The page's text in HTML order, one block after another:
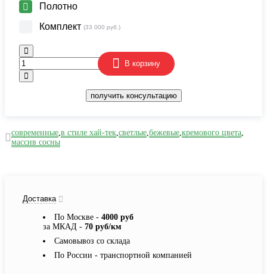
Полотно
Комплект (33 000 руб.)
В корзину
получить консультацию
современные,в стиле хай-тек,светлые,бежевые,кремового цвета,
массив сосны
Доставка
По Москве - 4000 руб
за МКАД - 70 руб/км
Самовывоз со склада
По России - транспортной компанией